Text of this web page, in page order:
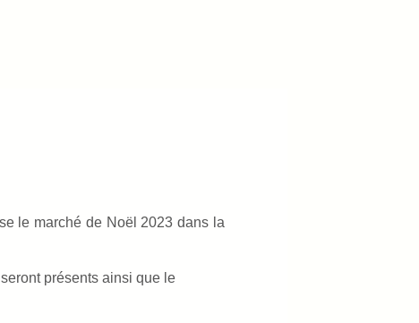
le marché de Noël 2023 dans la
présents ainsi que le